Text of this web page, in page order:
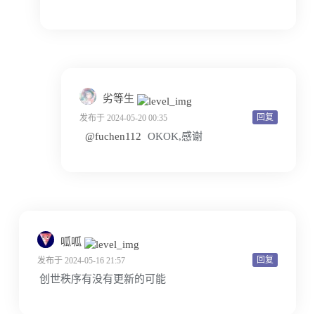
劣等生
回复
发布于 2024-05-20 00:35
@fuchen112 OKOK,感谢
呱呱
回复
发布于 2024-05-16 21:57
创世秩序有没有更新的可能